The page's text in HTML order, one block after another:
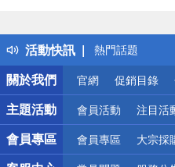
活動快訊
得獎公告
熱門話題
銀行優惠
偏遠地區配送
詐騙網頁！請小
關於我們
官網 促銷目錄
主題活動 會員活動 注目活
會員專區 會員專區 大宗採